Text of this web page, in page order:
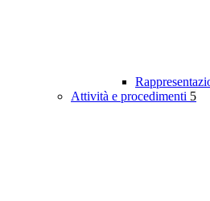
Attività e procedimenti 5